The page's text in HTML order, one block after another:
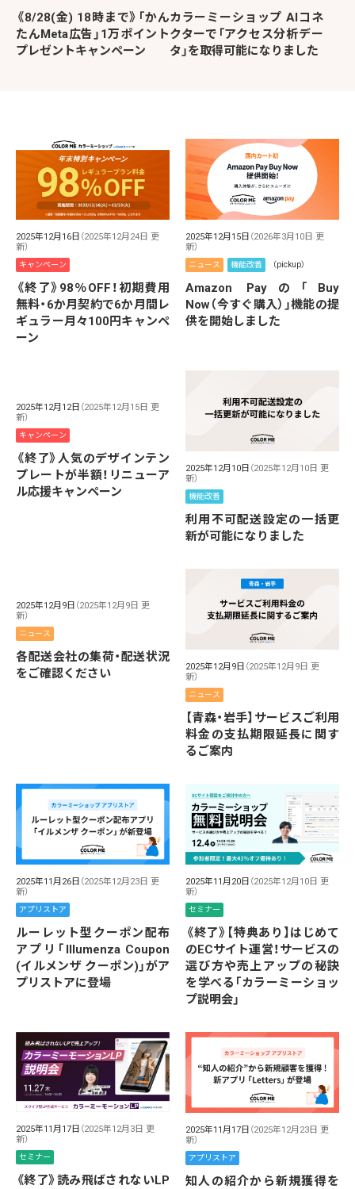
《8/28(金) 18時まで》「かん
たんMeta広告」1万ポイント
プレゼントキャンペーン
カラーミーショップ AIコネ
クターで「アクセス分析デー
タ」を取得可能になりました
2025年12月16日 （2025年12月24日 更
新）
キャンペーン
《終了》98％OFF！初期費用
無料・6か月契約で6か月間レ
ギュラー月々100円キャンペ
ーン
2025年12月15日 （2026年3月10日 更
新）
ニュース 機能改善 （pickup）
Amazon Payの「Buy
Now（今すぐ購入）」機能の提
供を開始しました
2025年12月12日 （2025年12月15日 更
新）
キャンペーン
《終了》人気のデザインテン
プレートが半額！リニューア
ル応援キャンペーン
2025年12月10日 （2025年12月10日 更
新）
機能改善
利用不可配送設定の一括更
新が可能になりました
2025年12月9日 （2025年12月9日 更
新）
ニュース
各配送会社の集荷・配送状況
をご確認ください
2025年12月9日 （2025年12月9日 更
新）
ニュース
【青森・岩手】サービスご利用
料金の支払期限延長に関す
るご案内
2025年11月26日 （2025年12月23日 更
新）
アプリストア
ルーレット型クーポン配布
アプリ「Illumenza Coupon
(イルメンザ クーポン)」がア
プリストアに登場
2025年11月20日 （2025年12月10日 更
新）
セミナー
《終了》【特典あり】はじめて
のECサイト運営！サービスの
選び方や売上アップの秘訣
を学べる「カラーミーショッ
プ説明会」
2025年11月17日 （2025年12月3日 更
新）
セミナー
《終了》読み飛ばされないLP
2025年11月17日 （2025年12月23日 更
新）
アプリストア
知人の紹介から新規獲得を